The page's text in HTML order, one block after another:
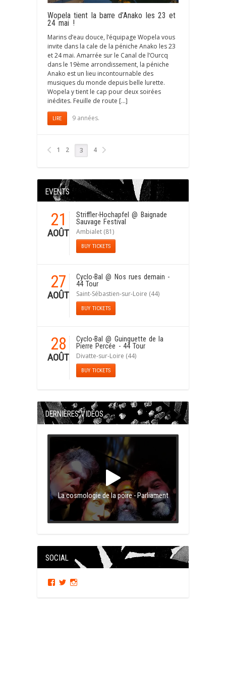
Wopela tient la barre d’Anako les 23 et
24 mai !
Marins d’eau douce, l’équipage Wopela vous
invite dans la cale de la péniche Anako les 23
et 24 mai. Amarrée sur le Canal de l’Ourcq
dans le 19ème arrondissement, la péniche
Anako est un lieu incontournable des
musiques du monde depuis belle lurette.
Wopela y tient le cap pour deux soirées
inédites. Feuille de route […]
LIRE 9 années.
1 2 3 4
EVENTS
21
AOÛT
Striffler-Hochapfel @ Baignade
Sauvage Festival
Ambialet (81)
BUY TICKETS
27
AOÛT
Cyclo-Bal @ Nos rues demain -
44 Tour
Saint-Sébastien-sur-Loire (44)
BUY TICKETS
28
AOÛT
Cyclo-Bal @ Guinguette de la
Pierre Percée - 44 Tour
Divatte-sur-Loire (44)
BUY TICKETS
DERNIÈRES VIDÉOS
La cosmologie de la poire - Parliament
SOCIAL
Facebook
Twitter